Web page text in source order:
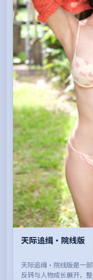
天际追缉·院线版
天际追缉·院线版是一部
反转与人物成长展开，